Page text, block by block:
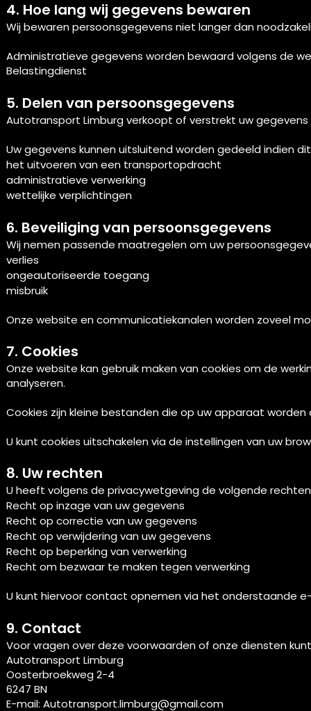
4. Hoe lang wij gegevens bewaren
Wij bewaren persoonsgegevens niet langer dan
Administratieve gegevens worden bewaard volgens de
Belastingdienst
5. Delen van persoonsgegevens
Autotransport Limburg verkoopt of verstrekt uw
Uw gegevens kunnen uitsluitend worden gedeeld indien
het uitvoeren van een transportopdracht
administratieve verwerking
wettelijke verplichtingen
6. Beveiliging van persoonsgegevens
Wij nemen passende maatregelen om uw
verlies
ongeautoriseerde toegang
misbruik
Onze website en communicatiekanalen worden zoveel
7. Cookies
Onze website kan gebruik maken van cookies om de
analyseren.
Cookies zijn kleine bestanden die op uw apparaat worden
U kunt cookies uitschakelen via de instellingen van uw
8. Uw rechten
U heeft volgens de privacywetgeving de volgende
Recht op inzage van uw gegevens
Recht op correctie van uw gegevens
Recht op verwijdering van uw gegevens
Recht op beperking van verwerking
Recht om bezwaar te maken tegen verwerking
U kunt hiervoor contact opnemen via het onderstaande
9. Contact
Voor vragen over deze voorwaarden of onze diensten
Autotransport Limburg
Oosterbroekweg 2-4
6247 BN
E-mail: Autotransport.limburg@gmail.com